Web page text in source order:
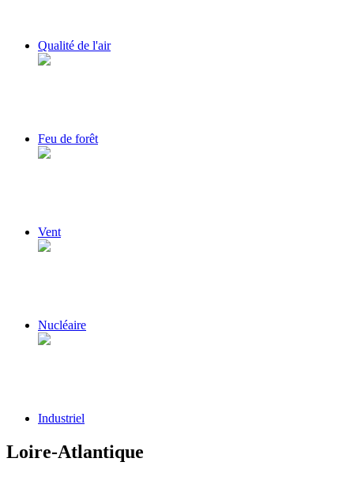
Qualité de l'air
Feu de forêt
Vent
Nucléaire
Industriel
Loire-Atlantique